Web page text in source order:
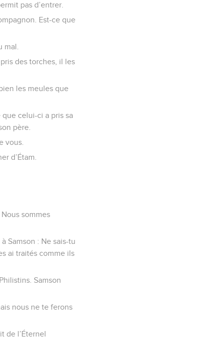
pas d’entrer.
Est-ce que
mal.
des torches, il les
les meules que
celui-ci a pris sa
père.
vous.
d’Étam.
sommes
Samson : Ne sais-tu
ai traités comme ils
Samson
nous ne te ferons
de l’Éternel